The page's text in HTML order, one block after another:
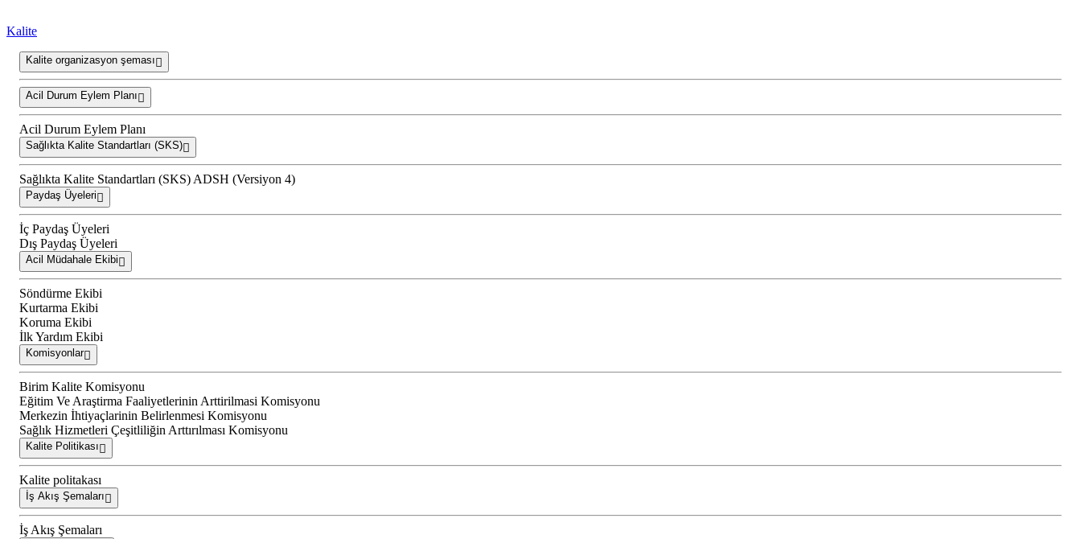
Kalite
Kalite organizasyon şeması
Acil Durum Eylem Planı
Acil Durum Eylem Planı
Sağlıkta Kalite Standartları (SKS)
Sağlıkta Kalite Standartları (SKS) ADSH (Versiyon 4)
Paydaş Üyeleri
İç Paydaş Üyeleri
Dış Paydaş Üyeleri
Acil Müdahale Ekibi
Söndürme Ekibi
Kurtarma Ekibi
Koruma Ekibi
İlk Yardım Ekibi
Komisyonlar
Birim Kalite Komisyonu
Eğitim Ve Araştirma Faaliyetlerinin Arttirilmasi Komisyonu
Merkezin İhtiyaçlarinin Belirlenmesi Komisyonu
Sağlık Hizmetleri Çeşitliliğin Arttırılması Komisyonu
Kalite Politikası
Kalite politakası
İş Akış Şemaları
İş Akış Şemaları